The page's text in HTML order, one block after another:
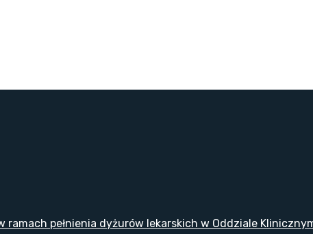
pełnienia dyżurów lekarskich w Oddziale